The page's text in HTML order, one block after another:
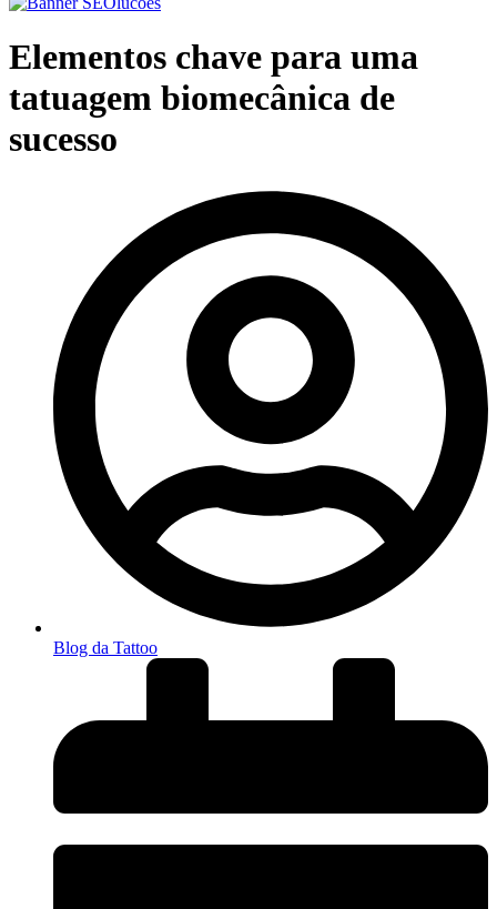
Elementos chave para uma
tatuagem biomecânica de
sucesso
Blog da Tattoo